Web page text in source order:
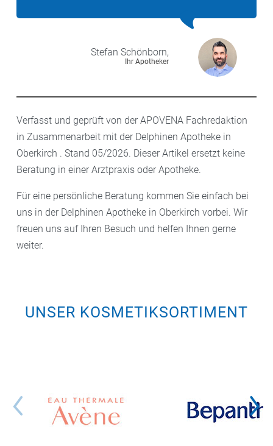
Stefan Schönborn,
Ihr Apotheker
Verfasst und geprüft von der APOVENA Fachredaktion
in Zusammenarbeit mit der Delphinen Apotheke in
Oberkirch . Stand 05/2026. Dieser Artikel ersetzt keine
Beratung in einer Arztpraxis oder Apotheke.
Für eine persönliche Beratung kommen Sie einfach bei
uns in der Delphinen Apotheke in Oberkirch vorbei. Wir
freuen uns auf Ihren Besuch und helfen Ihnen gerne
weiter.
UNSER KOSMETIKSORTIMENT